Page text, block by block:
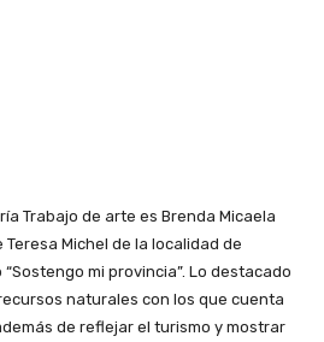
Trabajo de arte es Brenda Micaela
Michel de la localidad de
mi provincia”. Lo destacado
naturales con los que cuenta
de reflejar el turismo y mostrar